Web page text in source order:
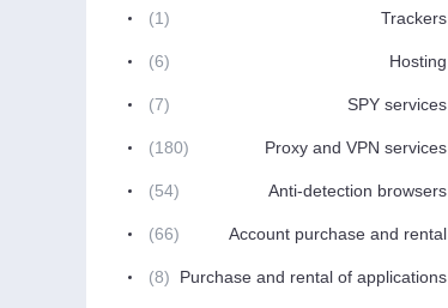
Trackers
(1)
Hosting
(6)
SPY services
(7)
Proxy and VPN services
(180)
Anti-detection browsers
(54)
Account purchase and rental
(66)
Purchase and rental of applications
(8)